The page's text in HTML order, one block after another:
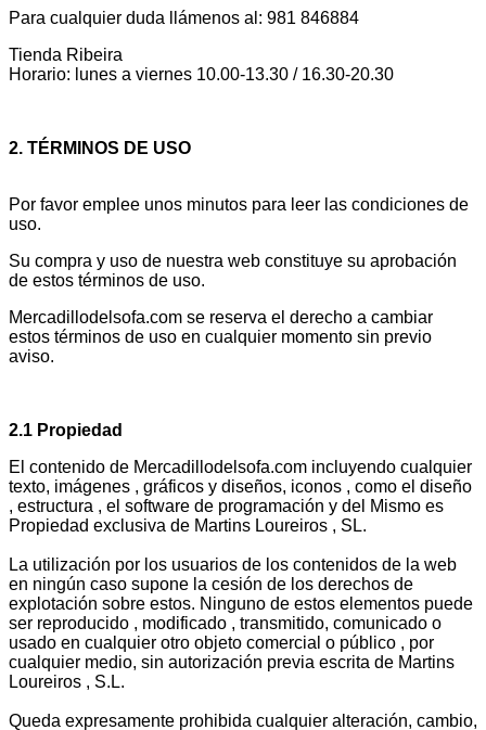
Para cualquier duda llámenos al: 981 846884
Tienda Ribeira
Horario: lunes a viernes 10.00-13.30 / 16.30-20.30
2. TÉRMINOS DE USO
Por favor emplee unos minutos para leer las condiciones de
uso.
Su compra y uso de nuestra web constituye su aprobación
de estos términos de uso.
Mercadillodelsofa.com se reserva el derecho a cambiar
estos términos de uso en cualquier momento sin previo
aviso.
2.1 Propiedad
El contenido de Mercadillodelsofa.com incluyendo cualquier
texto, imágenes , gráficos y diseños, iconos , como el diseño
, estructura , el software de programación y del Mismo es
Propiedad exclusiva de Martins Loureiros , SL.
La utilización por los usuarios de los contenidos de la web
en ningún caso supone la cesión de los derechos de
explotación sobre estos. Ninguno de estos elementos puede
ser reproducido , modificado , transmitido, comunicado o
usado en cualquier otro objeto comercial o público , por
cualquier medio, sin autorización previa escrita de Martins
Loureiros , S.L.
Queda expresamente prohibida cualquier alteración, cambio,